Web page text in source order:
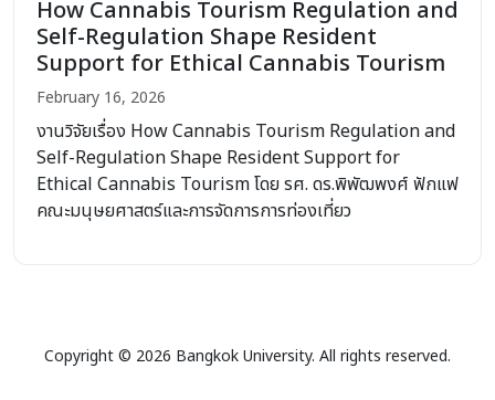
How Cannabis Tourism Regulation and
Self-Regulation Shape Resident
Support for Ethical Cannabis Tourism
February 16, 2026
งานวิจัยเรื่อง How Cannabis Tourism Regulation and
Self-Regulation Shape Resident Support for
Ethical Cannabis Tourism โดย รศ. ดร.พิพัฒพงศ์ ฟักแฟ
คณะมนุษยศาสตร์และการจัดการการท่องเที่ยว
Copyright © 2026 Bangkok University. All rights reserved.